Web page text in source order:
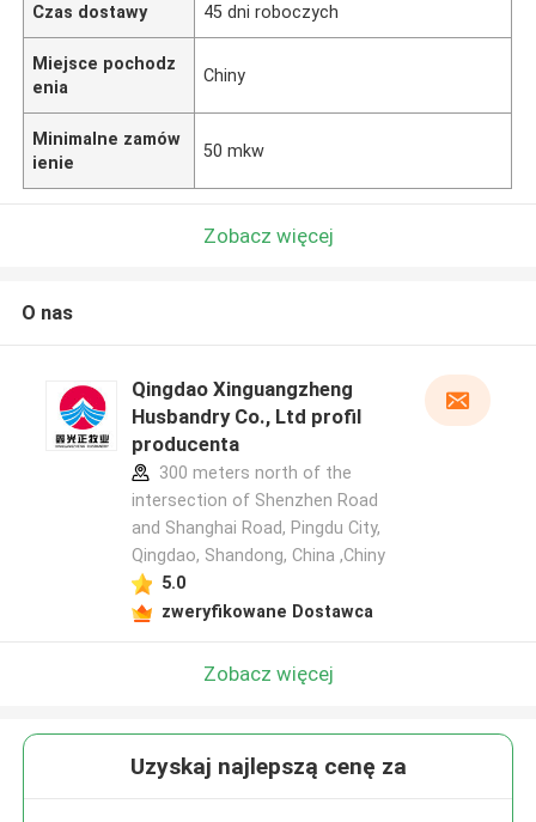
Czas dostawy 45 dni roboczych
Miejsce pochodz
enia
Chiny
Minimalne zamów
ienie
50 mkw
Zobacz więcej
O nas
Qingdao Xinguangzheng
Husbandry Co., Ltd profil
producenta
300 meters north of the
intersection of Shenzhen Road
and Shanghai Road, Pingdu City,
Qingdao, Shandong, China ,Chiny
5.0
zweryfikowane Dostawca
Zobacz więcej
Uzyskaj najlepszą cenę za